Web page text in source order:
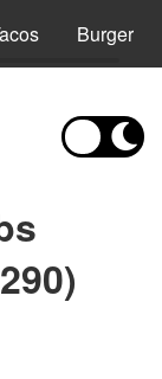
Burgers